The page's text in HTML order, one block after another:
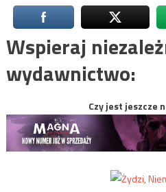
Wspieraj
wydawnictwo:
Czy jest jeszcze